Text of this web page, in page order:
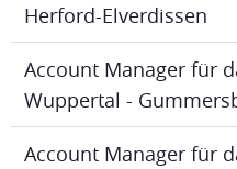
Herford-Elverdissen
Account Manager für
Wuppertal -
Account Manager für